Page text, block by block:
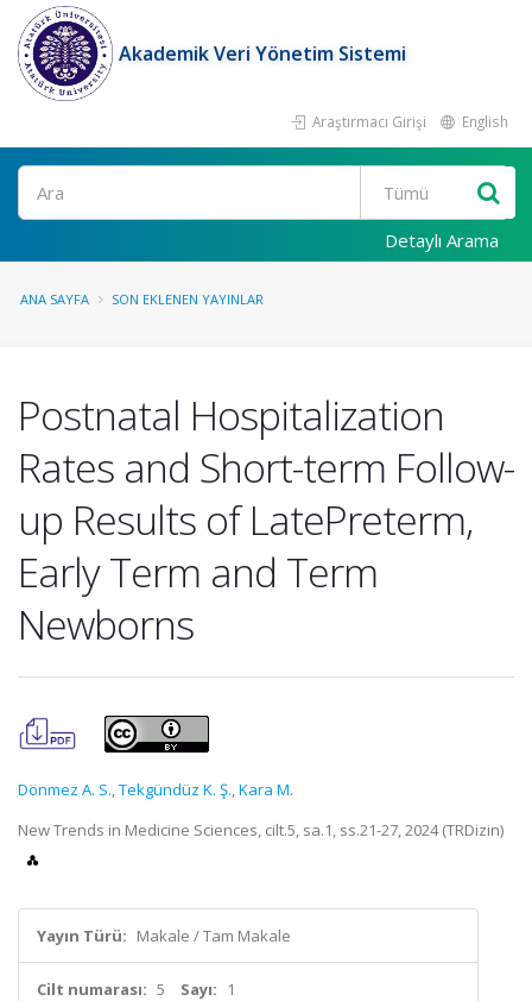
Akademik Veri Yönetim Sistemi
Araştırmacı Girişi English
Ara
Detaylı Arama
ANA SAYFA SON EKLENEN YAYINLAR
Postnatal Hospitalization
Rates and Short-term Follow-
up Results of LatePreterm,
Early Term and Term
Newborns
Dönmez A. S.,Tekgündüz K. Ş.,Kara M.
New Trends in Medicine Sciences, cilt.5, sa.1, ss.21-27, 2024 (TRDizin)
Yayın Türü: Makale / Tam Makale
Cilt numarası: 5 Sayı: 1